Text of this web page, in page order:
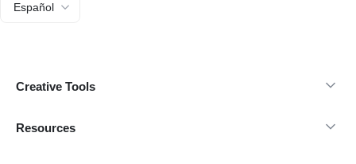
Español
Creative Tools
Resources